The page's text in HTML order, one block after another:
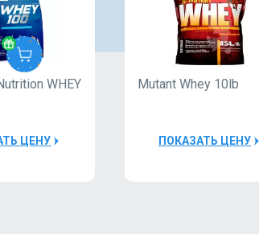
TREC
WHEY
ЦЕНУ
Mutant Whey 10lb
ПОКАЗАТЬ ЦЕНУ